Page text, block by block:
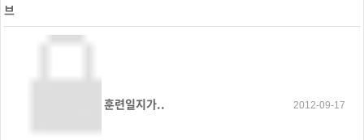
브
훈련일지가.. 2012-09-17